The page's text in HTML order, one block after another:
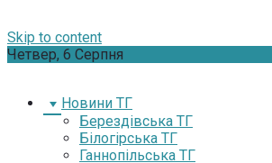
Skip to content
Четвер, 6 Серпня
Новини ТГ
Берездівська ТГ
Білогірська ТГ
Ганнопільська ТГ